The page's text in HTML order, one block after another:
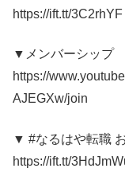
https://ift.tt/3C2rhYF
▼メンバーシップ
https://
AJEGXw/join
▼ #なるはや転職
https://ift.tt/